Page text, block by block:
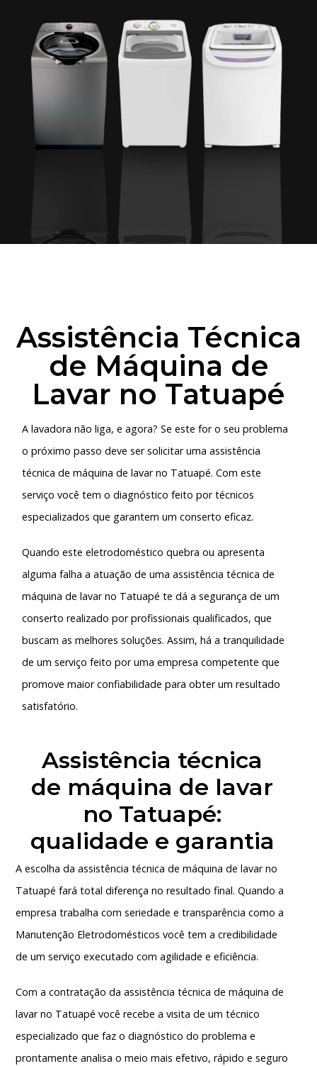
Assistência Técnica
de Máquina de
Lavar no Tatuapé
A lavadora não liga, e agora? Se este for o seu problema
o próximo passo deve ser solicitar umaassistência
técnica de máquina de lavar no Tatuapé. Com este
serviço você tem o diagnóstico feito por técnicos
especializados que garantem um conserto eficaz.
Quando este eletrodoméstico quebra ou apresenta
alguma falha a atuação de umaassistência técnica de
máquina de lavar no Tatuapé te dá a segurança de um
conserto realizado por profissionais qualificados, que
buscam as melhores soluções. Assim, há a tranquilidade
de um serviço feito por uma empresa competente que
promove maior confiabilidade para obter um resultado
satisfatório.
Assistência técnica
de máquina de lavar
no Tatuapé:
qualidade e garantia
A escolha daassistência técnica de máquina de lavar no
Tatuapé fará total diferença no resultado final. Quando a
empresa trabalha com seriedade e transparência como a
Manutenção Eletrodomésticos você tem a credibilidade
de um serviço executado com agilidade e eficiência.
Com a contratação daassistência técnica de máquina de
lavar no Tatuapé você recebe a visita de um técnico
especializado que faz o diagnóstico do problema e
prontamente analisa o meio mais efetivo, rápido e seguro